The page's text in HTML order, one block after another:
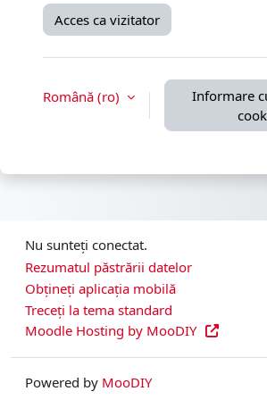
Acces ca vizitator
Română ‎(ro)‎
Informare
Nu sunteți conectat.
Rezumatul păstrării datelor
Obțineți aplicația mobilă
Treceți la tema standard
Moodle Hosting by MooDIY
Powered by MooDIY